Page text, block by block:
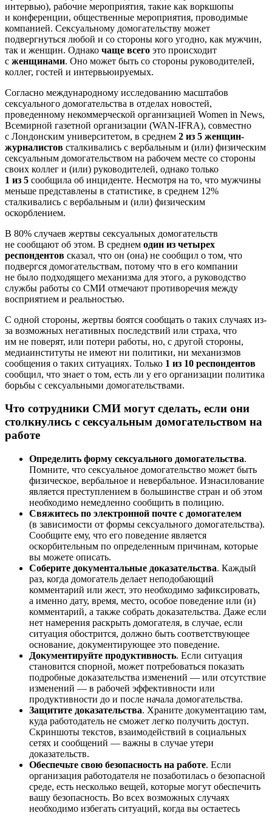
интервью), рабочие мероприятия, такие как воркшопы
и конференции, общественные мероприятия, проводимые
компанией. Сексуальному домогательству может
подвергнуться любой и со стороны кого угодно, как мужчин,
так и женщин. Однако чаще всего это происходит
с женщинами. Оно может быть со стороны руководителей,
коллег, гостей и интервьюируемых.
Согласно международному исследованию масштабов
сексуального домогательства в отделах новостей,
проведенному некоммерческой организацией Women in News,
Всемирной газетной организации (WAN-IFRA), совместно
с Лондонским университетом, в среднем 2 из 5 женщин-
журналистов сталкивались с вербальным и (или) физическим
сексуальным домогательством на рабочем месте со стороны
своих коллег и (или) руководителей, однако только
1 из 5 сообщила об инциденте. Несмотря на то, что мужчины
меньше представлены в статистике, в среднем 12%
сталкивались с вербальным и (или) физическим
оскорблением.
В 80% случаев жертвы сексуальных домогательств
не сообщают об этом. В среднем один из четырех
респондентов сказал, что он (она) не сообщил о том, что
подвергся домогательствам, потому что в его компании
не было подходящего механизма для этого, а руководство
службы работы со СМИ отмечают противоречия между
восприятием и реальностью.
С одной стороны, жертвы боятся сообщать о таких случаях из-
за возможных негативных последствий или страха, что
им не поверят, или потери работы, но, с другой стороны,
медиаинституты не имеют ни политики, ни механизмов
сообщения о таких ситуациях. Только 1 из 10 респондентов
сообщил, что знает о том, есть ли у его организации политика
борьбы с сексуальными домогательствами.
Что сотрудники СМИ могут сделать, если они
столкнулись с сексуальным домогательством на
работе
Определить форму сексуального домогательства.
Помните, что сексуальное домогательство может быть
физическое, вербальное и невербальное. Изнасилование
является преступлением в большинстве стран и об этом
необходимо немедленно сообщить в полицию.
Свяжитесь по электронной почте с домогателем
(в зависимости от формы сексуального домогательства).
Сообщите ему, что его поведение является
оскорбительным по определенным причинам, которые
вы можете описать.
Соберите документальные доказательства. Каждый
раз, когда домогатель делает неподобающий
комментарий или жест, это необходимо зафиксировать,
а именно дату, время, место, особое поведение или (и)
комментарий, а также собрать доказательства. Даже если
нет намерения раскрыть домогателя, в случае, если
ситуация обострится, должно быть соответствующее
основание, документирующее это поведение.
Документируйте продуктивность. Если ситуация
становится спорной, может потребоваться показать
подробные доказательства изменений — или отсутствие
изменений — в рабочей эффективности или
продуктивности до и после начала домогательства.
Защитите доказательства. Храните документацию там,
куда работодатель не сможет легко получить доступ.
Скриншоты текстов, взаимодействий в социальных
сетях и сообщений — важны в случае утери
доказательств.
Обеспечьте свою безопасность на работе. Если
организация работодателя не позаботилась о безопасной
среде, есть несколько вещей, которые могут обеспечить
вашу безопасность. Во всех возможных случаях
необходимо избегать ситуаций, когда вы остаетесь